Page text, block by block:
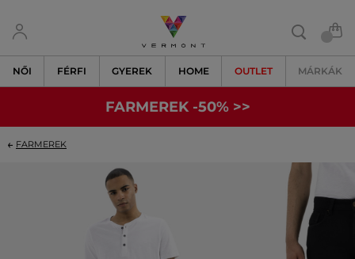
NŐI FÉRFI GYEREK HOME OUTLET MÁRKÁK
FARMEREK -50% >>
FARMEREK